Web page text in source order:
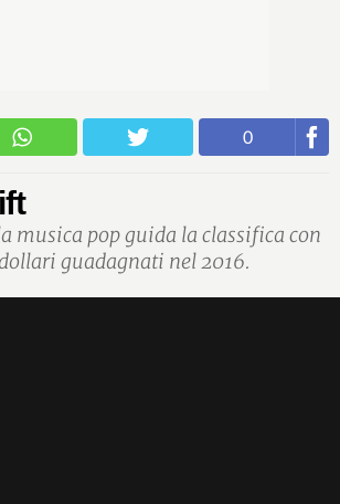
0
musica pop guida la classifica con
guadagnati nel 2016.